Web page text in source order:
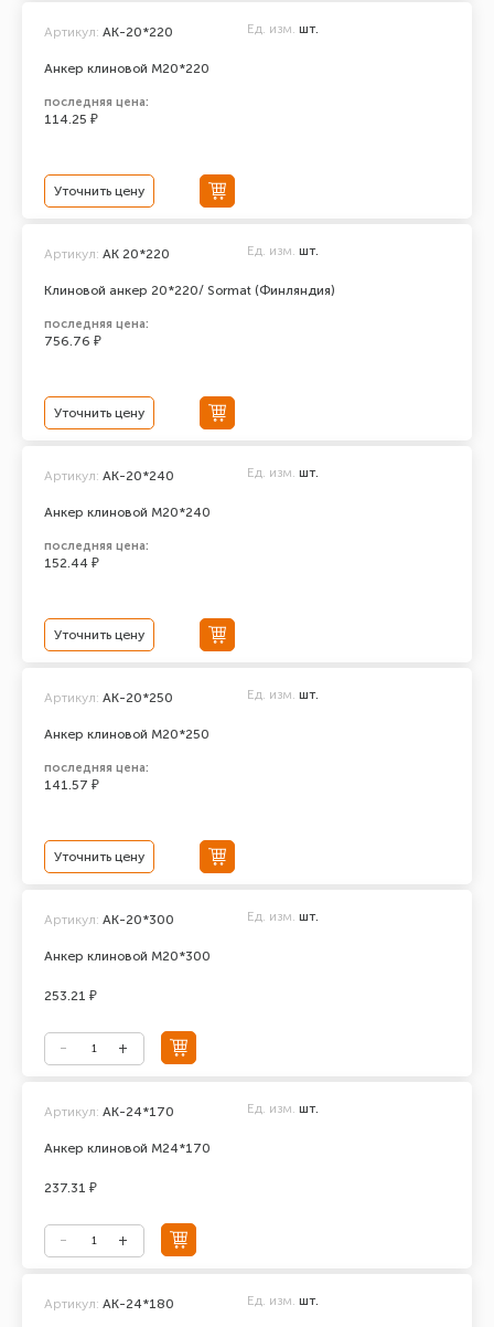
Анкер клиновой М20*220
Артикул: АК-20*220 Ед. изм. шт.
последняя цена:
114.25 ₽
Уточнить цену
Клиновой анкер 20*220/ Sormat (Финляндия)
Артикул: AK 20*220 Ед. изм. шт.
последняя цена:
756.76 ₽
Уточнить цену
Анкер клиновой М20*240
Артикул: АК-20*240 Ед. изм. шт.
последняя цена:
152.44 ₽
Уточнить цену
Анкер клиновой М20*250
Артикул: АК-20*250 Ед. изм. шт.
последняя цена:
141.57 ₽
Уточнить цену
Анкер клиновой М20*300
Артикул: АК-20*300 Ед. изм. шт.
253.21 ₽
Анкер клиновой М24*170
Артикул: АК-24*170 Ед. изм. шт.
237.31 ₽
Артикул: AK-24*180 Ед. изм. шт.